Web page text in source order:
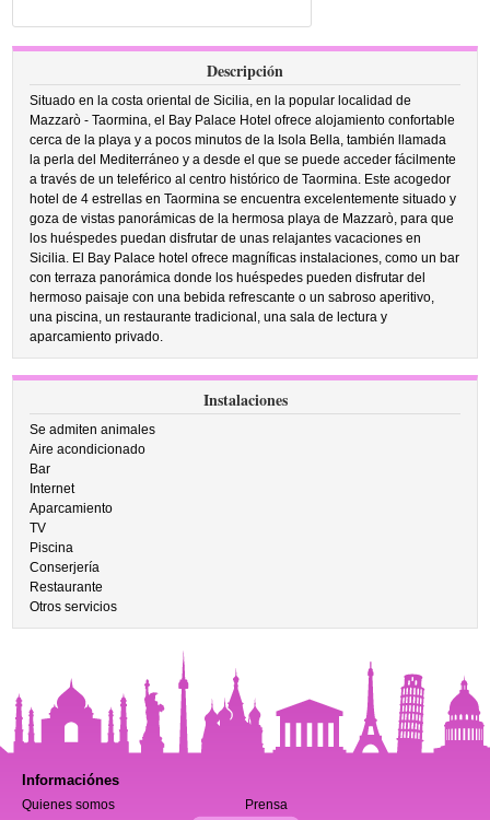
Descripción
Situado en la costa oriental de Sicilia, en la popular localidad de
Mazzarò - Taormina, el Bay Palace Hotel ofrece alojamiento confortable
cerca de la playa y a pocos minutos de la Isola Bella, también llamada
la perla del Mediterráneo y a desde el que se puede acceder fácilmente
a través de un teleférico al centro histórico de Taormina. Este acogedor
hotel de 4 estrellas en Taormina se encuentra excelentemente situado y
goza de vistas panorámicas de la hermosa playa de Mazzarò, para que
los huéspedes puedan disfrutar de unas relajantes vacaciones en
Sicilia. El Bay Palace hotel ofrece magníficas instalaciones, como un bar
con terraza panorámica donde los huéspedes pueden disfrutar del
hermoso paisaje con una bebida refrescante o un sabroso aperitivo,
una piscina, un restaurante tradicional, una sala de lectura y
aparcamiento privado.
Instalaciones
Se admiten animales
Aire acondicionado
Bar
Internet
Aparcamiento
TV
Piscina
Conserjería
Restaurante
Otros servicios
Informaciónes
Quienes somos
Prensa